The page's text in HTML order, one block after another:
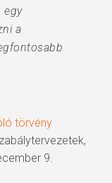
egy
a
törvény
9.